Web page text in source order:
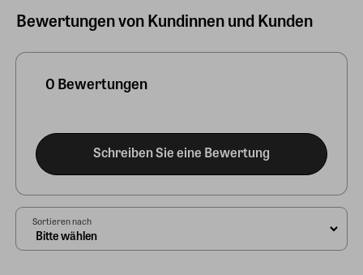
Bewertungen von Kundinnen und Kunden
0 Bewertungen
Schreiben Sie eine Bewertung
Sortieren nach